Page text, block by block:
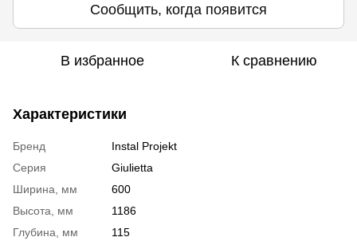
Сообщить, когда появится
В избранное К сравнению
Характеристики
Бренд
Instal Projekt
Серия
Giulietta
Ширина, мм
600
Высота, мм
1186
Глубина, мм
115